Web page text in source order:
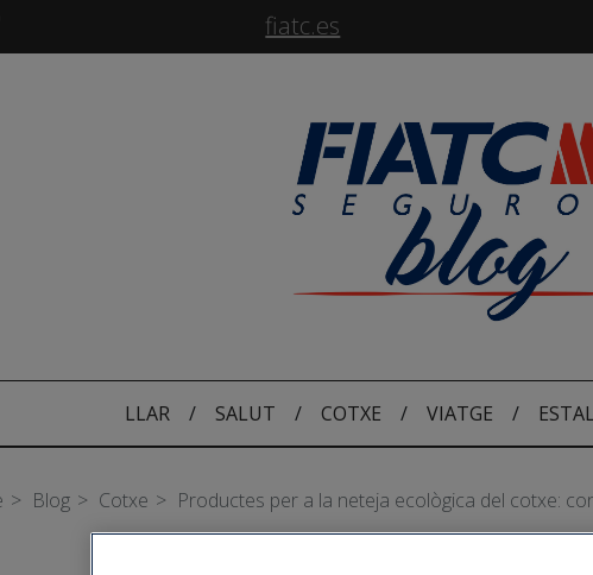
fiatc.es
LLAR / SALUT / COTXE / VIATGE /
Blog Cotxe Productes per a la neteja ecològica del cotxe: